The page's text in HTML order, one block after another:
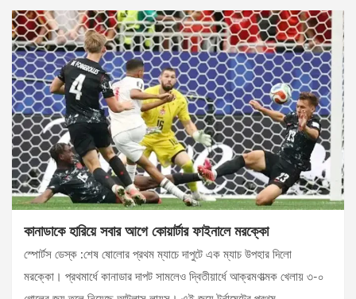
কানাডাকে হারিয়ে সবার আগে কোয়ার্টার ফাইনালে মরক্কো
স্পোর্টস ডেস্ক :শেষ ষোলোর প্রথম ম্যাচে দাপুটে এক ম্যাচ উপহার দিলো
মরক্কো। প্রথমার্ধে কানাডার দাপট সামলেও দ্বিতীয়ার্ধে আক্রমণাত্মক খেলায় ৩-০